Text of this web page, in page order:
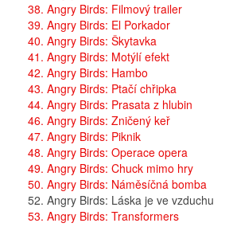
38. Angry Birds: Filmový trailer
39. Angry Birds: El Porkador
40. Angry Birds: Škytavka
41. Angry Birds: Motýlí efekt
42. Angry Birds: Hambo
43. Angry Birds: Ptačí chřipka
44. Angry Birds: Prasata z hlubin
46. Angry Birds: Zničený keř
47. Angry Birds: Piknik
48. Angry Birds: Operace opera
49. Angry Birds: Chuck mimo hry
50. Angry Birds: Náměsíčná bomba
52. Angry Birds: Láska je ve vzduchu
53. Angry Birds: Transformers